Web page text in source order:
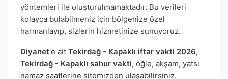
yöntemleri ile oluşturulmamaktadır. Bu verileri
kolayca bulabilmeniz için bölgenize özel
harmanlayıp, sizlerin hizmetinize sunuyoruz.
Diyanet'e ait Tekirdağ - Kapaklı iftar vakti 2026,
Tekirdağ - Kapaklı sahur vakti, öğle, akşam, yatsı
namaz saatlerine sitemizden ulaşabilirsiniz.